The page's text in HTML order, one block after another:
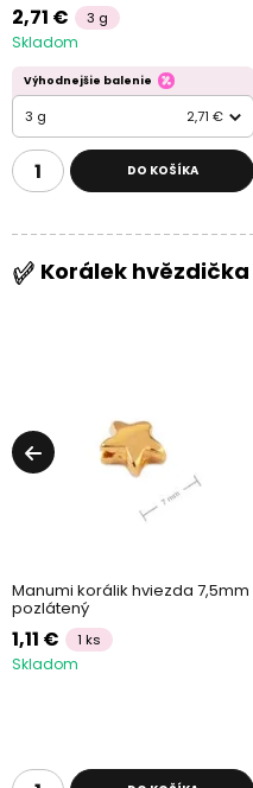
2,71 € 3 g
Skladom
Výhodnejšie balenie
3 g 2,71 €
DO KOŠÍKA
Korálek hvězdička
Manumi korálik hviezda 7,5mm
pozlátený
1,11 € 1 ks
Skladom